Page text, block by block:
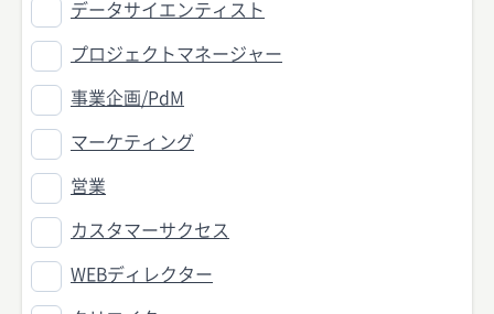
データサイエンティスト
プロジェクトマネージャー
事業企画/PdM
マーケティング
営業
カスタマーサクセス
WEBディレクター